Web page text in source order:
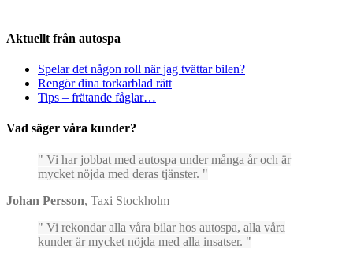
Aktuellt från autospa
Spelar det någon roll när jag tvättar bilen?
Rengör dina torkarblad rätt
Tips – frätande fåglar…
Vad säger våra kunder?
Vi har jobbat med autospa under många år och är
mycket nöjda med deras tjänster.
Johan Persson, Taxi Stockholm
Vi rekondar alla våra bilar hos autospa, alla våra
kunder är mycket nöjda med alla insatser.